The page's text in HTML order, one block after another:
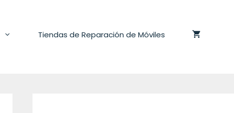
Tiendas de Reparación de Móviles